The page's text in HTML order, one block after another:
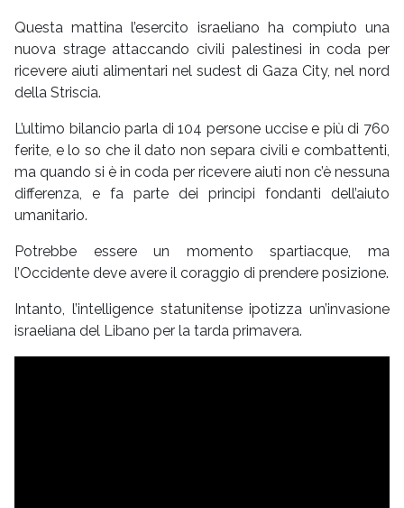
Questa mattina l’esercito israeliano ha compiuto una
nuova strage attaccando civili palestinesi in coda per
ricevere aiuti alimentari nel sudest di Gaza City, nel nord
della Striscia.
L’ultimo bilancio parla di 104 persone uccise e più di 760
ferite, e lo so che il dato non separa civili e combattenti,
ma quando si è in coda per ricevere aiuti non c’è nessuna
differenza, e fa parte dei principi fondanti dell’aiuto
umanitario.
Potrebbe essere un momento spartiacque, ma
l’Occidente deve avere il coraggio di prendere posizione.
Intanto, l’intelligence statunitense ipotizza un’invasione
israeliana del Libano per la tarda primavera.